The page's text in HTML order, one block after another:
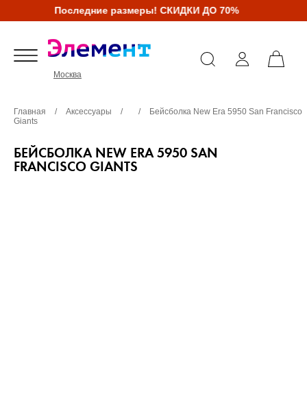
Последние размеры! СКИДКИ ДО 70%
Москва
Главная / Аксессуары / /
Бейсболка New Era 5950 San Francisco
Giants
БЕЙСБОЛКА NEW ERA 5950 SAN
FRANCISCO GIANTS